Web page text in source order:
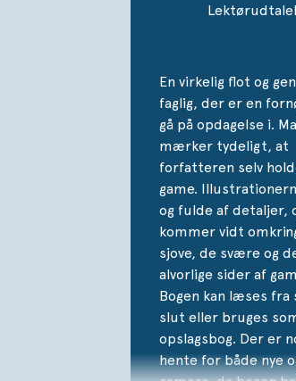
En virkelig flot og
faglig, der er en
gå på opdagelse i.
mærker tydeligt, at
forfatteren selv
game.
og fulde af detaljer,
kommer vidt
sjove, de svære og
alvorlige sider af
Bogen kan læses
slut eller bruges
opslagsbog. Der er
hente for både nye